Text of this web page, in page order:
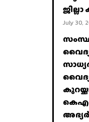
July 30,